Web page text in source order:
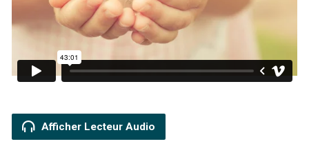
Afficher Lecteur Audio